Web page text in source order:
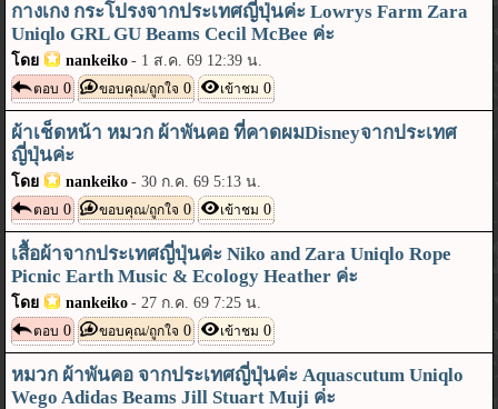
กางเกง กระโปรงจากประเทศญี่ปุ่นค่ะ Lowrys Farm Zara
Uniqlo GRL GU Beams Cecil McBee ค่ะ
โดย nankeiko - 1 ส.ค. 69 12:39 น.
ตอบ 0 ขอบคุณ/ถูกใจ 0 เข้าชม 0
ผ้าเช็ดหน้า หมวก ผ้าพันคอ ที่คาดผมDisneyจากประเทศ
ญี่ปุ่นค่ะ
โดย nankeiko -30 ก.ค. 69 5:13 น.
ตอบ 0 ขอบคุณ/ถูกใจ 0 เข้าชม 0
เสื้อผ้าจากประเทศญี่ปุ่นค่ะ Niko and Zara Uniqlo Rope
Picnic Earth Music & Ecology Heather ค่ะ
โดย nankeiko -27 ก.ค. 69 7:25 น.
ตอบ 0 ขอบคุณ/ถูกใจ 0 เข้าชม 0
หมวก ผ้าพันคอ จากประเทศญี่ปุ่นค่ะ Aquascutum Uniqlo
Wego Adidas Beams Jill Stuart Muji ค่ะ